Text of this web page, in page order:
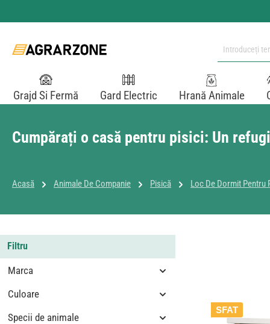
Grajd Si Fermă Gard Electric Hrană Animale
Cumpărați o casă pentru pisici: Un
Acasă Animale De Companie Pisică Loc De Dormit Pentru
Filtru
Marca
Culoare
Specii de animale
SFAT